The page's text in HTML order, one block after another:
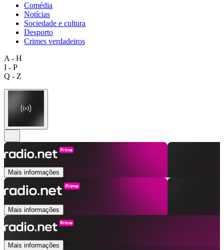
Comédia
Notícias
Sociedade e cultura
Desporto
Crimes verdadeiros
A - H
I - P
Q - Z
Mais informações
Mais informações
Mais informações